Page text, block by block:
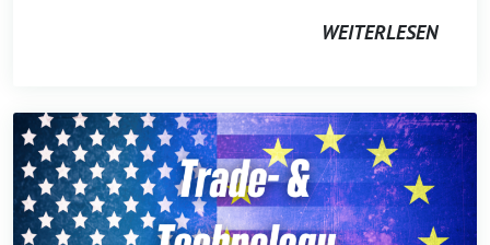
WEITERLESEN